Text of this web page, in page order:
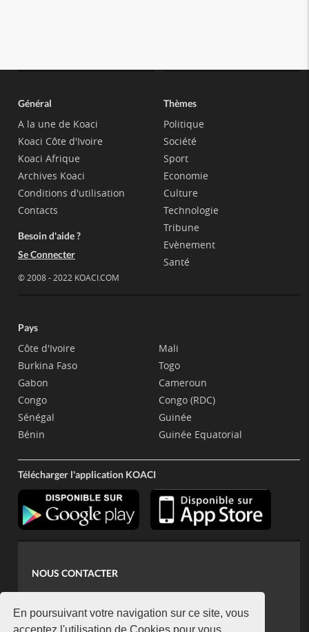
En poursuivant votre navigation sur ce site, vous
acceptez l'utilisation de Cookies pour vous
Général
A la une de Koaci
Koaci Côte d'Ivoire
Koaci Afrique
Archives Koaci
Conditions d'utilisation
Contacts
Besoin d'aide ?
Se Connecter
© 2008 - 2022 KOACI.COM
Thèmes
Politique
Société
Sport
Economie
Culture
Technologie
Tribune
Evènement
Santé
Pays
Côte d'Ivoire
Burkina Faso
Gabon
Congo
Sénégal
Bénin
Mali
Togo
Cameroun
Congo (RDC)
Guinée
Guinée Equatorial
Télécharger l'application KOACI
NOUS CONTACTER
koaci@yahoo.fr